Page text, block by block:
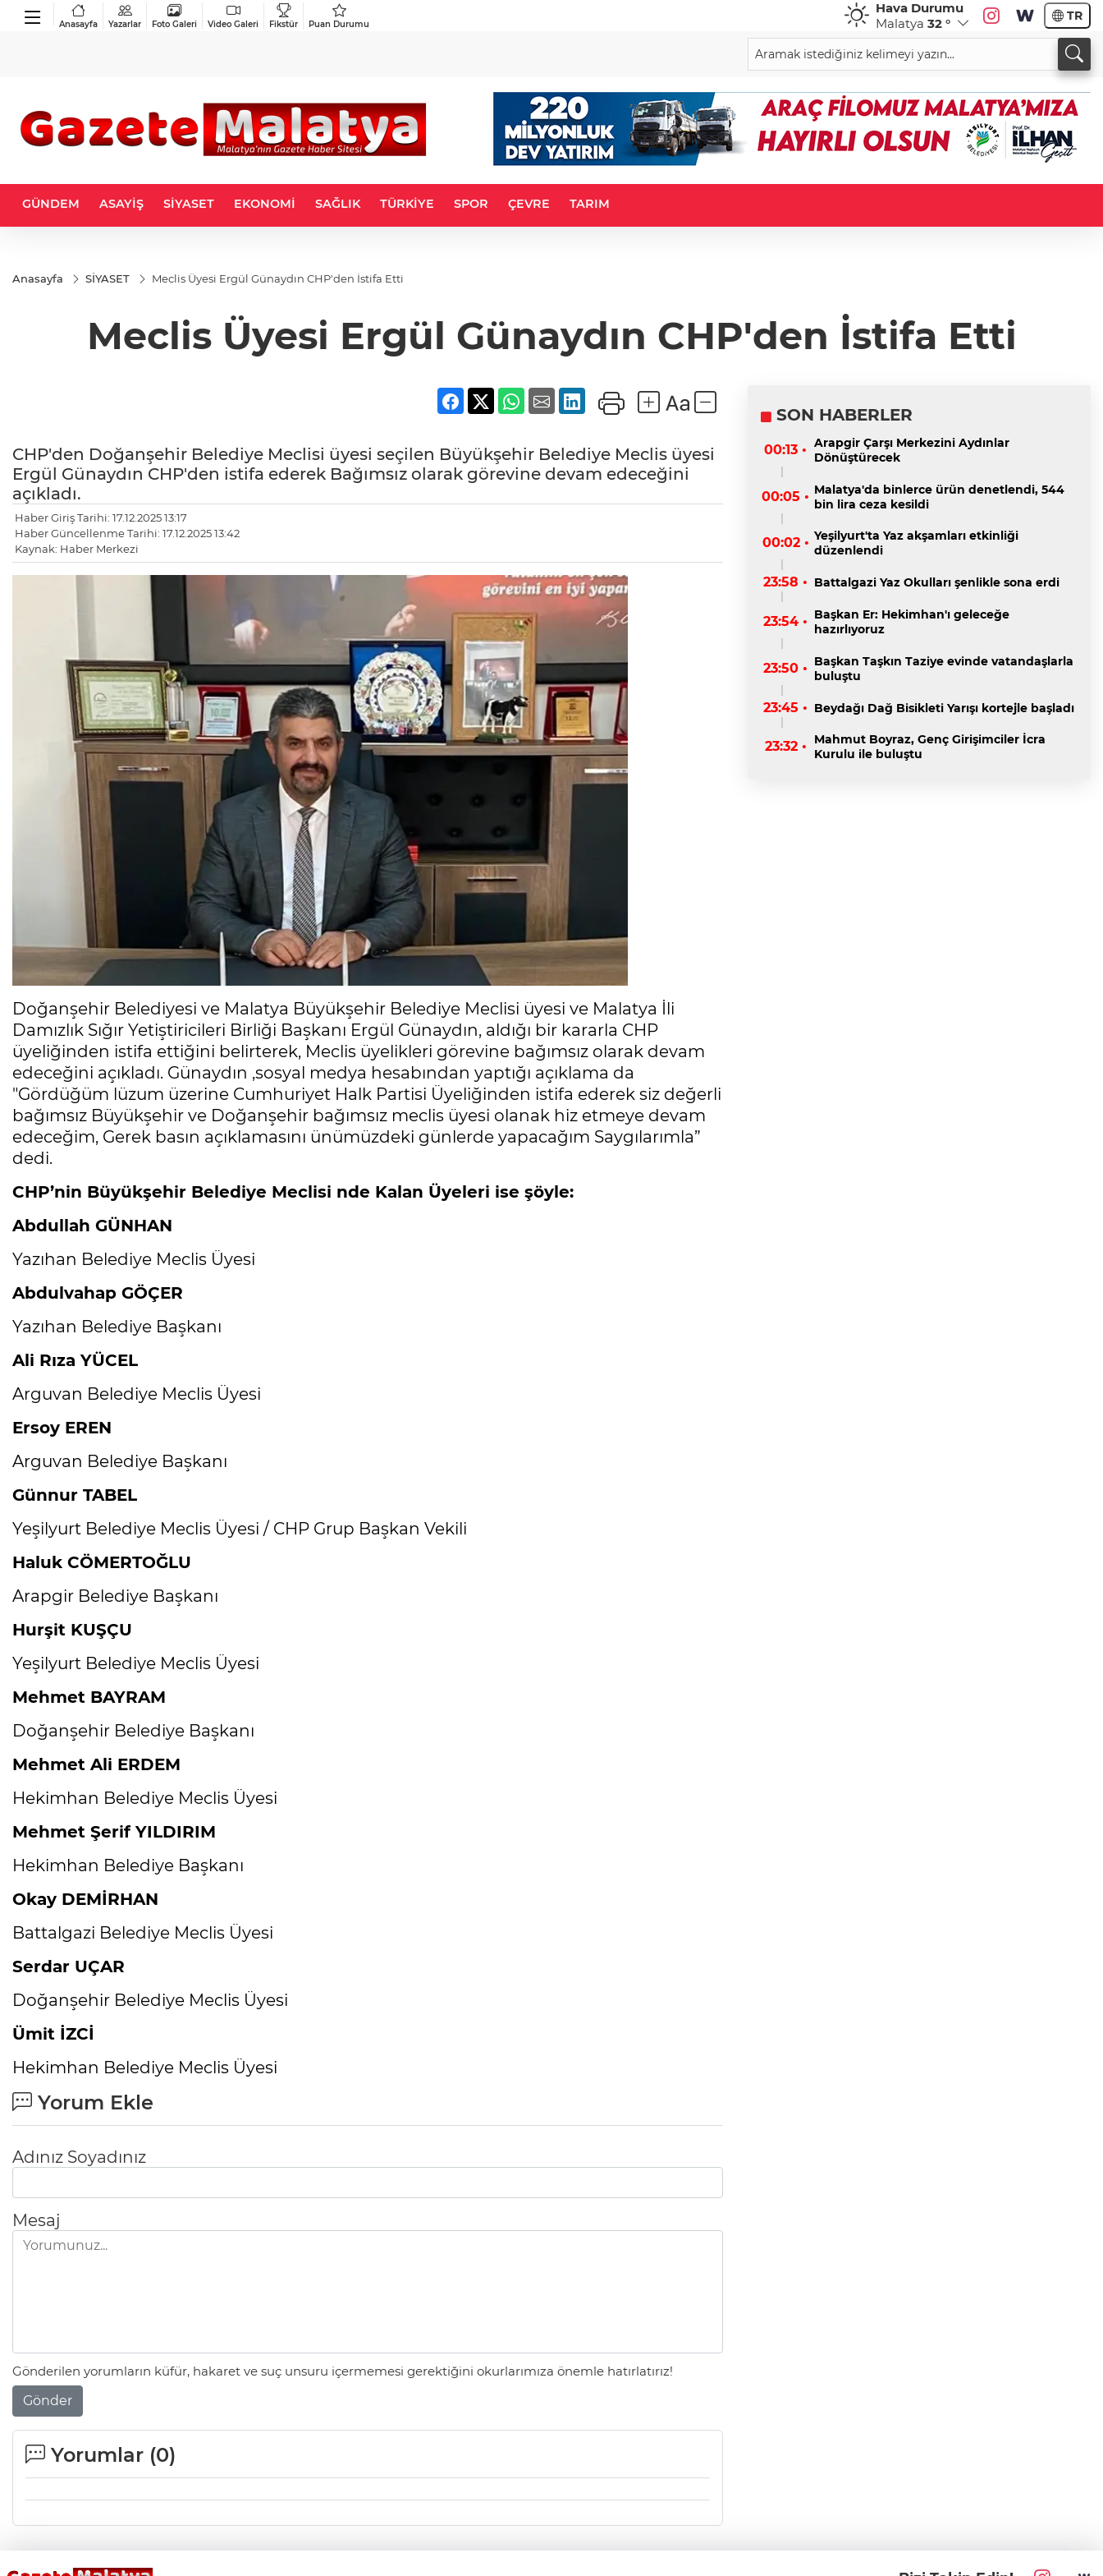
Anasayfa Yazarlar Foto Galeri Video Galeri Fikstür Puan Durumu
Hava Durumu
Malatya 32 ° TR
GÜNDEM ASAYİŞ SİYASET EKONOMİ SAĞLIK TÜRKİYE SPOR ÇEVRE TARIM
Anasayfa SİYASET Meclis Üyesi Ergül Günaydın CHP'den İstifa Etti
Meclis Üyesi Ergül Günaydın CHP'den İstifa Etti
CHP'den Doğanşehir Belediye Meclisi üyesi seçilen Büyükşehir Belediye Meclis üyesi
Ergül Günaydın CHP'den istifa ederek Bağımsız olarak görevine devam edeceğini
açıkladı.
Haber Giriş Tarihi: 17.12.2025 13:17
Haber Güncellenme Tarihi: 17.12.2025 13:42
Kaynak: Haber Merkezi
Doğanşehir Belediyesi ve Malatya Büyükşehir Belediye Meclisi üyesi ve Malatya İli
Damızlık Sığır Yetiştiricileri Birliği Başkanı Ergül Günaydın, aldığı bir kararla CHP
üyeliğinden istifa ettiğini belirterek, Meclis üyelikleri görevine bağımsız olarak devam
edeceğini açıkladı. Günaydın ,sosyal medya hesabından yaptığı açıklama da
"Gördüğüm lüzum üzerine Cumhuriyet Halk Partisi Üyeliğinden istifa ederek siz değerli
bağımsız Büyükşehir ve Doğanşehir bağımsız meclis üyesi olanak hiz etmeye devam
edeceğim, Gerek basın açıklamasını ünümüzdeki günlerde yapacağım Saygılarımla”
dedi.
CHP’nin Büyükşehir Belediye Meclisi nde Kalan Üyeleri ise şöyle:
Abdullah GÜNHAN
Yazıhan Belediye Meclis Üyesi
Abdulvahap GÖÇER
Yazıhan Belediye Başkanı
Ali Rıza YÜCEL
Arguvan Belediye Meclis Üyesi
Ersoy EREN
Arguvan Belediye Başkanı
Günnur TABEL
Yeşilyurt Belediye Meclis Üyesi / CHP Grup Başkan Vekili
Haluk CÖMERTOĞLU
Arapgir Belediye Başkanı
Hurşit KUŞÇU
Yeşilyurt Belediye Meclis Üyesi
Mehmet BAYRAM
Doğanşehir Belediye Başkanı
Mehmet Ali ERDEM
Hekimhan Belediye Meclis Üyesi
Mehmet Şerif YILDIRIM
Hekimhan Belediye Başkanı
Okay DEMİRHAN
Battalgazi Belediye Meclis Üyesi
Serdar UÇAR
Doğanşehir Belediye Meclis Üyesi
Ümit İZCİ
Hekimhan Belediye Meclis Üyesi
Yorum Ekle
Adınız Soyadınız
Mesaj
Gönderilen yorumların küfür, hakaret ve suç unsuru içermemesi gerektiğini okurlarımıza önemle hatırlatırız!
Gönder
Yorumlar (0)
SON HABERLER
00:13 • Arapgir Çarşı Merkezini Aydınlar
Dönüştürecek
00:05 • Malatya'da binlerce ürün denetlendi, 544
bin lira ceza kesildi
00:02 • Yeşilyurt'ta Yaz akşamları etkinliği
düzenlendi
23:58 • Battalgazi Yaz Okulları şenlikle sona erdi
23:54 • Başkan Er: Hekimhan'ı geleceğe
hazırlıyoruz
23:50 • Başkan Taşkın Taziye evinde vatandaşlarla
buluştu
23:45 • Beydağı Dağ Bisikleti Yarışı kortejle başladı
23:32 •
Mahmut Boyraz, Genç Girişimciler İcra
Kurulu ile buluştu